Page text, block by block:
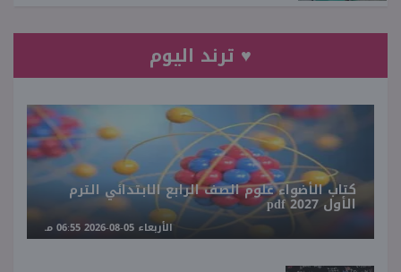
♥ ترند اليوم
كتاب الأضواء علوم الصف الرابع الابتدائي الترم
الأول 2027 pdf
الأربعاء 05-08-2026 06:55 مـ